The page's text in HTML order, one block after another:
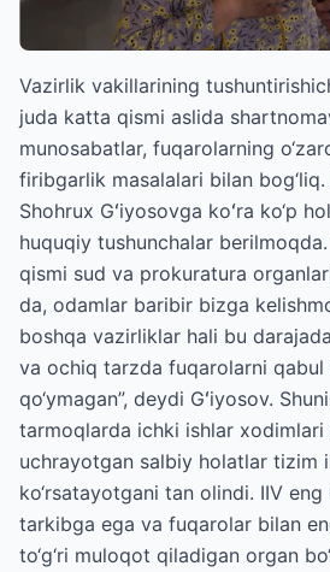
Vazirlik vakillarining
juda katta qismi aslida
munosabatlar, fuqarolarning
firibgarlik masalalari bilan
Shohrux Gʻiyosovga koʻra ko‘p
huquqiy tushunchalar
qismi sud va prokuratura
da, odamlar baribir bizga
boshqa vazirliklar hali bu
va ochiq tarzda fuqarolarni qabul
qo‘ymagan”, deydi Gʻiyosov.
tarmoqlarda ichki ishlar xodimlari
uchrayotgan salbiy holatlar tizim
ko‘rsatayotgani tan olindi. IIV eng
tarkibga ega va fuqarolar bilan
to‘g‘ri muloqot qiladigan organ